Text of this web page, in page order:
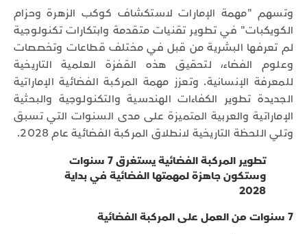
وتسهم "مهمة الإمارات لاستكشاف كوكب الزهرة وحزام
الكويكبات" في تطوير تقنيات متقدمة وابتكارات تكنولوجية
لم تعرفها البشرية من قبل في مختلف قطاعات وتخصصات
وعلوم الفضاء، لتحقيق هذه القفزة العلمية التاريخية
للمعرفة الإنسانية. وتعزز مهمة المركبة الفضائية الإماراتية
الجديدة تطوير الكفاءات الهندسية والتكنولوجية والبحثية
الإماراتية والعربية المتميزة على مدى السنوات التي تسبق
وتلي اللحظة التاريخية لانطلاق المركبة الفضائية عام 2028.
تطوير المركبة الفضائية يستغرق 7 سنوات
وستكون جاهزة لمهمتها الفضائية في بداية
2028
7 سنوات من العمل على المركبة الفضائية